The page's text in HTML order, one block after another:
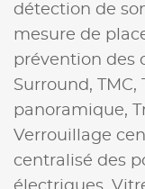
détection de
mesure de
prévention des
Surround,
TMC,
panoramique,
Verrouillage
centralisé des